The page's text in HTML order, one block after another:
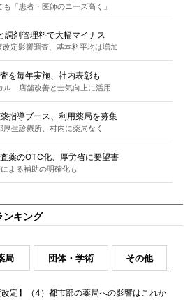
も「患者・医師のニーズ高く」
調剤管理料で大幅マイナス
定影響調査、基本料平均は増加
を毎年実施、社内表彰も
ル 店舗改善と士気向上に活用
指導ブース、利用薬局を募集
生診療所、村内に薬局なく
査薬のOTC化、厚労省に要望書
よる補助の明確化も
ンキング
局 団体・学術 その他
改定】（4）都市部の薬局への影響はこれか